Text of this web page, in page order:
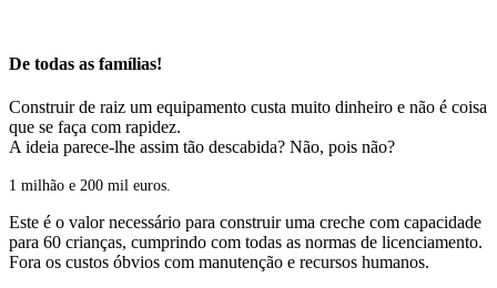
De todas as famílias!
Construir de raiz um equipamento custa muito dinheiro e não é coisa
que se faça com rapidez.
A ideia parece-lhe assim tão descabida? Não, pois não?
1 milhão e 200 mil euros
Este é o valor necessário para construir uma creche com capacidade
para 60 crianças, cumprindo com todas as normas de licenciamento.
Fora os custos óbvios com manutenção e recursos humanos.